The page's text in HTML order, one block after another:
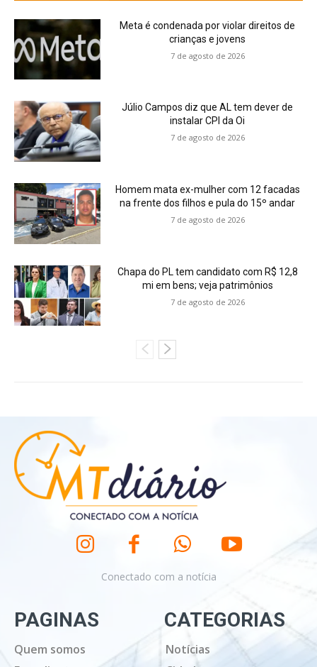
Meta é condenada por violar direitos de
crianças e jovens
7 de agosto de 2026
Júlio Campos diz que AL tem dever de
instalar CPI da Oi
7 de agosto de 2026
Homem mata ex-mulher com 12 facadas
na frente dos filhos e pula do 15º andar
7 de agosto de 2026
Chapa do PL tem candidato com R$ 12,8
mi em bens; veja patrimônios
7 de agosto de 2026
Conectado com a notícia
PAGINAS
Quem somos
CATEGORIAS
Notícias